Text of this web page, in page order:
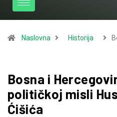
Naslovna Historija
Bosna i
političkoj misli
Ćišića